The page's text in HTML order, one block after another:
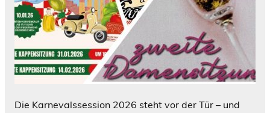
Die Karnevalssession 2026 steht vor der Tür – und